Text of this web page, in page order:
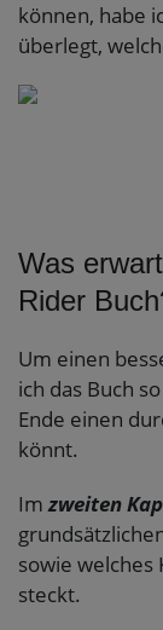
können, habe
überlegt,
Was
Rider
Um einen
ich das Buch
Ende einen
könnt.
Imzweiten
sowie
steckt.